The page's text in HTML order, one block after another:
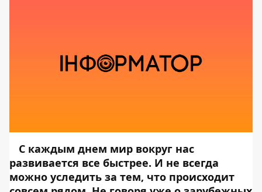
С каждым днем мир вокруг нас
развивается все быстрее. И не всегда
можно уследить за тем, что происходит